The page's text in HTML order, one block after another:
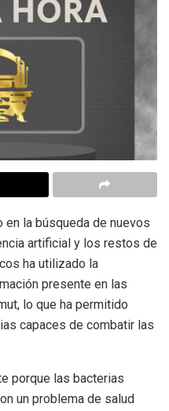
en la búsqueda de nuevos
artificial y los restos de
ha utilizado la
presente en las
lo que ha permitido
capaces de combatir las
porque las bacterias
un problema de salud